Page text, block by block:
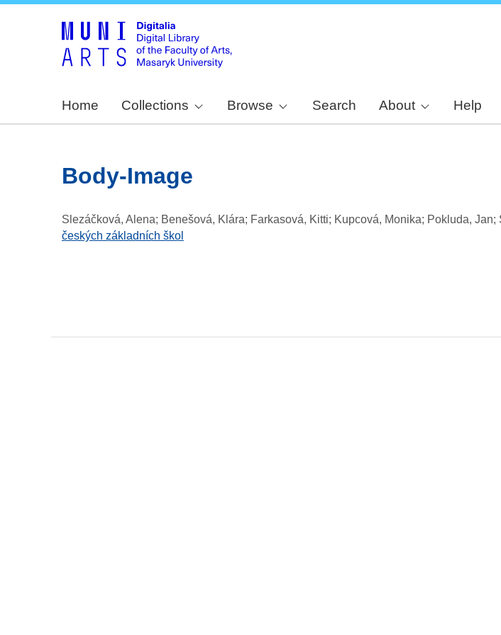
Home Collections Browse Search About Help
Body-Image
Slezáčková, Alena; Benešová, Klára; Farkasová, Kitti; Kupcová, Monika; Pokluda, Jan;
českých základních škol